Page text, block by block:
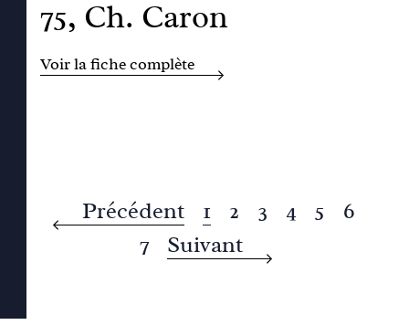
75, Ch. Caron
Voir la fiche complète
Précédent 1 2 3 4 5
6
7
Suivant